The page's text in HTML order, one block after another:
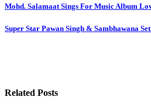
Post
navigation
Mohd. Salamaat Sings For Music Album
Super Star Pawan Singh & Sambhawana
Related Posts